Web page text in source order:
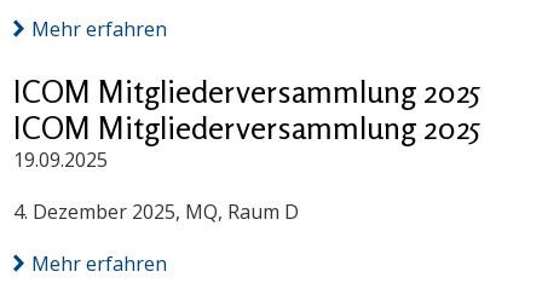
Mehr erfahren
ICOM Mitgliederversammlung 2025
ICOM Mitgliederversammlung 2025
19.09.2025
4. Dezember 2025, MQ, Raum D
Mehr erfahren